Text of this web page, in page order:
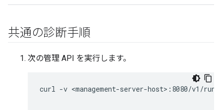
共通の診断手順
次の管理 API を実行します。
curl -v <management-server-host>:8080/v1/